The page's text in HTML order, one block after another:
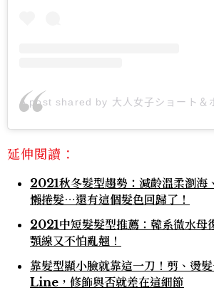
A post shared by 大人女子ショート
延伸閱讀：
2021秋冬髮型趨勢：減齡溫柔瀏海
懶捲髮⋯還有這個髮色回歸了！
2021中短髮髮型推薦：韓系微水母
顎線又不怕亂翹！
靠髮型顯小臉就靠這一刀！剪、燙
Line，修飾與否就差在這細節